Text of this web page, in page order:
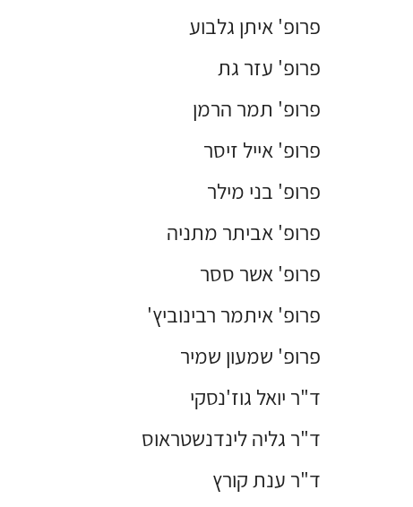
פרופ' איתן גלבוע
פרופ' עזר גת
פרופ' תמר הרמן
פרופ' אייל זיסר
פרופ' בני מילר
פרופ' אביתר מתניה
פרופ' אשר ססר
פרופ' איתמר רבינוביץ'
פרופ' שמעון שמיר
ד"ר יואל גוז'נסקי
ד"ר גליה לינדנשטראוס
ד"ר ענת קורץ